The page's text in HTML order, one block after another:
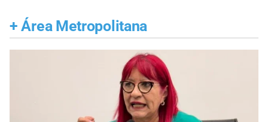
+ Área Metropolitana